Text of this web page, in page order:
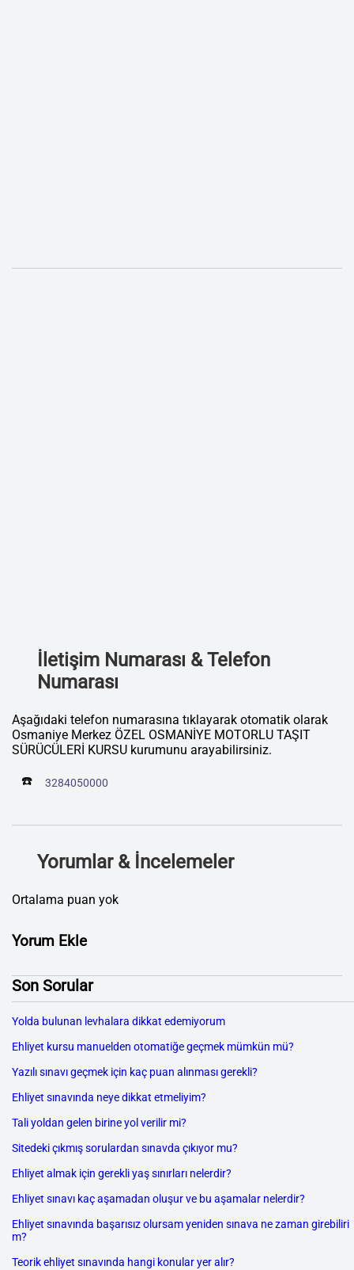
İletişim Numarası & Telefon
Numarası
Aşağıdaki telefon numarasına tıklayarak otomatik olarak
Osmaniye Merkez ÖZEL OSMANİYE MOTORLU TAŞIT
SÜRÜCÜLERİ KURSU kurumunu arayabilirsiniz.
☎️ 3284050000
Yorumlar & İncelemeler
Ortalama puan yok
Yorum Ekle
Son Sorular
Yolda bulunan levhalara dikkat edemiyorum
Ehliyet kursu manuelden otomatiğe geçmek mümkün mü?
Yazılı sınavı geçmek için kaç puan alınması gerekli?
Ehliyet sınavında neye dikkat etmeliyim?
Tali yoldan gelen birine yol verilir mi?
Sitedeki çıkmış sorulardan sınavda çıkıyor mu?
Ehliyet almak için gerekli yaş sınırları nelerdir?
Ehliyet sınavı kaç aşamadan oluşur ve bu aşamalar nelerdir?
Ehliyet sınavında başarısız olursam yeniden sınava ne zaman girebiliri
m?
Teorik ehliyet sınavında hangi konular yer alır?